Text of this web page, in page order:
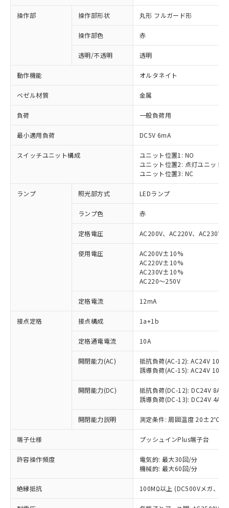
操作部 操作部形状 丸形 フルガード形
操作部色 赤
透明/不透明 透明
動作機能 オルタネイト
ベゼル材質 金属
負荷 一般負荷用
最小適用負荷 DC5V 6mA
スイッチユニット構成
ユニット位置1: NO
ユニット位置2: 点灯ユニット
ユニット位置3: NC
ランプ 照光部方式 LEDランプ
ランプ色 赤
定格電圧 AC200V、AC220V、AC230V
使用電圧
AC200V±10%
AC220V±10%
AC230V±10%
AC220～250V
定格電流 12mA
接点定格 接点構成 1a+1b
定格通電電流 10A
開閉能力(AC)
抵抗負荷(AC-12): AC24V 10A/
誘導負荷(AC-15): AC24V
開閉能力(DC)
抵抗負荷(DC-12): DC24V 8A/
誘導負荷(DC-13): DC24V 4A/
開閉能力説明 測定条件: 周囲温度 20±2℃、
端子仕様 プッシュインPlus端子台
許容操作頻度
電気的: 最大30回/分
機械的: 最大60回/分
絶縁抵抗 100MΩ以上 (DC500Vメガ、点
ご利用条件
以下の条件をお読みいただき、同意のうえ
ご利用ください。
本サービスは、当社制御機器事業取扱
商品の当社在庫状況および標準価格
(税抜)を提供させていただくもので
当社制御機器事業取扱商品の中には、
本サービスの対象外となる商品もある
※1 対応状況
対応済み：EU RoHS指令（10物質）の
非含有に対応した製品が提供可能な商品で
対応予定：EU RoHS指令（10物質）の非含
有に対応した製品に切り替える予定のある
対応予定なし：EU RoHS指令（10物質）の
非含有に非対応の商品で、対応品を出す予
調査・確認中：EU RoHS指令（10物質）の
非含有の対応状況を調査中または確認中の
商品です。
非該当品：ライセンス料など無形物で、有
害物質有無と関係のない商品です。
仕入先様の事情により、非含有部品として
いたものが、含有品と判明した場合などや
「○」：最大均質材料含有率が中国RoHSの
基準値以下であることを示します。
「×」：最大均質材料含有率が中国RoHSの
基準値を超えていることを示します。
当社は、これら貴社製品のうち、外国